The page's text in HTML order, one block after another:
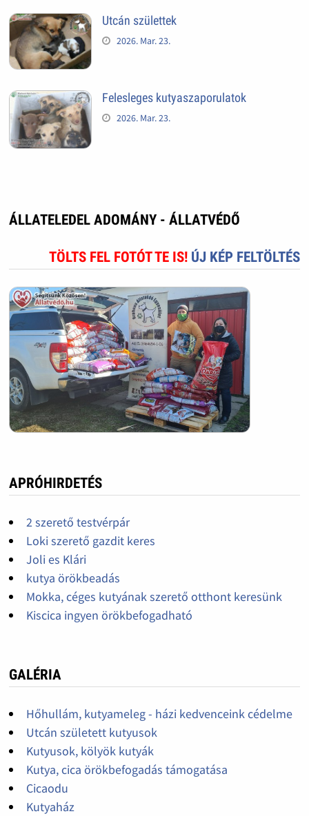
Utcán születtek
2026. Mar. 23.
Felesleges kutyaszaporulatok
2026. Mar. 23.
ÁLLATELEDEL ADOMÁNY - ÁLLATVÉDŐ
TÖLTS FEL FOTÓT TE IS! ÚJ KÉP FELTÖLTÉS
APRÓHIRDETÉS
2 szerető testvérpár
Loki szerető gazdit keres
Joli es Klári
kutya örökbeadás
Mokka, céges kutyának szerető otthont keresünk
Kiscica ingyen örökbefogadható
GALÉRIA
Hőhullám, kutyameleg - házi kedvenceink cédelme
Utcán született kutyusok
Kutyusok, kölyök kutyák
Kutya, cica örökbefogadás támogatása
Cicaodu
Kutyaház